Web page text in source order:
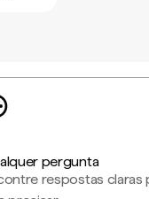
pergunta
respostas claras